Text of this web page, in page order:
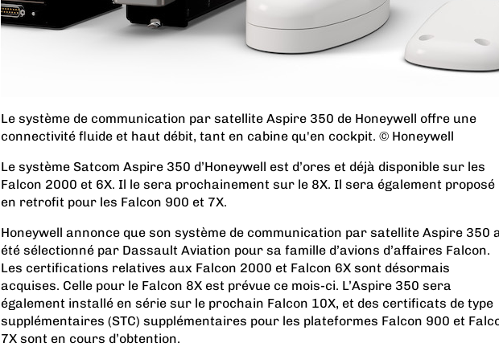
Le système de communication par satellite Aspire 350 de Honeywell offre une
connectivité fluide et haut débit, tant en cabine qu'en cockpit. © Honeywell
Le système Satcom Aspire 350 d’Honeywell est d’ores et déjà disponible sur les
Falcon 2000 et 6X. Il le sera prochainement sur le 8X. Il sera également proposé
en retrofit pour les Falcon 900 et 7X.
Honeywell annonce que son système de communication par satellite Aspire 350
été sélectionné par Dassault Aviation pour sa famille d’avions d’affaires Falcon.
Les certifications relatives aux Falcon 2000 et Falcon 6X sont désormais
acquises. Celle pour le Falcon 8X est prévue ce mois-ci. L’Aspire 350 sera
également installé en série sur le prochain Falcon 10X, et des certificats de type
supplémentaires (STC) supplémentaires pour les plateformes Falcon 900 et
7X sont en cours d’obtention.